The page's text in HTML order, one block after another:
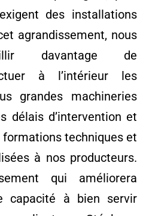
des installations
agrandissement, nous
davantage de
à l’intérieur les
grandes machineries
délais d’intervention et
techniques et
à nos producteurs.
qui améliorera
capacité à bien servir